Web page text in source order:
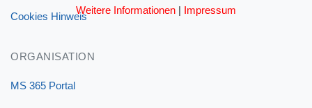
Cookies Hinweis
ORGANISATION
MS 365 Portal
Weitere Informationen | Impressum